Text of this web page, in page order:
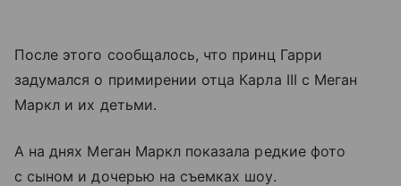
После этого сообщалось, что принц Гарри
задумался о примирении отца Карла III с Меган
Маркл и их детьми.
А на днях Меган Маркл показала редкие фото
с сыном и дочерью на съемках шоу.